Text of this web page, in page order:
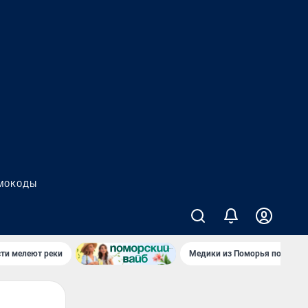
мелеют реки Медики из Поморья поехали